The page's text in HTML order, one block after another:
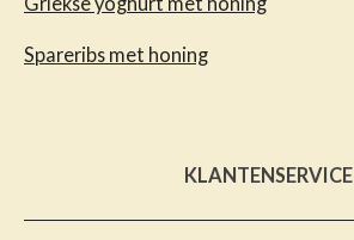
Spareribs met honing
KLANTENSERVICE